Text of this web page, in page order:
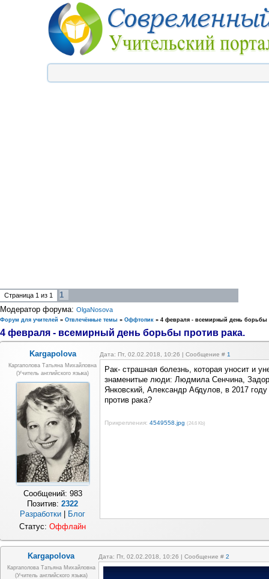
Страница 1 из 1
1
Модератор форума: OlgaNosova
Форум для учителей » Отвлечённые темы » Оффтопик » 4 февраля - всемирный день борьбы
4 февраля - всемирный день борьбы против рака.
Kargapolova Дата: Пт, 02.02.2018, 10:26 | Сообщение # 1
Каргаполова Татьяна Михайловна
(учитель английского языка)
Сообщений: 983
Позитив:2322
Разработки
Блог
Рак- страшная болезнь, которая уносит и
знаменитые люди: Людмила Сенчина,
Янковский, Александр Абдулов, в 2017
против рака?
Прикрепления: 4549558.jpg (24.6 Kb)
Статус:Оффлайн
Kargapolova Дата: Пт, 02.02.2018, 10:26 | Сообщение # 2
Каргаполова Татьяна Михайловна
(учитель английского языка)